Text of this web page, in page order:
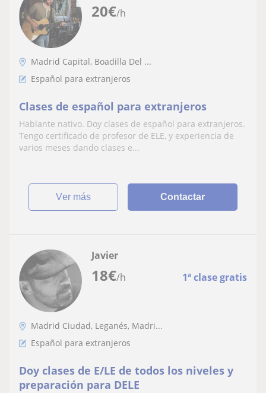
20€/h
Madrid Capital, Boadilla Del ...
Español para extranjeros
Clases de español para extranjeros
Hablante nativo. Doy clases de español para extranjeros.
Tengo certificado de profesor de ELE, y experiencia de
varios meses dando clases e...
ver más Contactar
18€/h 1ª clase gratis
Javier
Madrid Ciudad, Leganés, Madri...
Español para extranjeros
Doy clases de E/LE de todos los niveles y
preparación para DELE